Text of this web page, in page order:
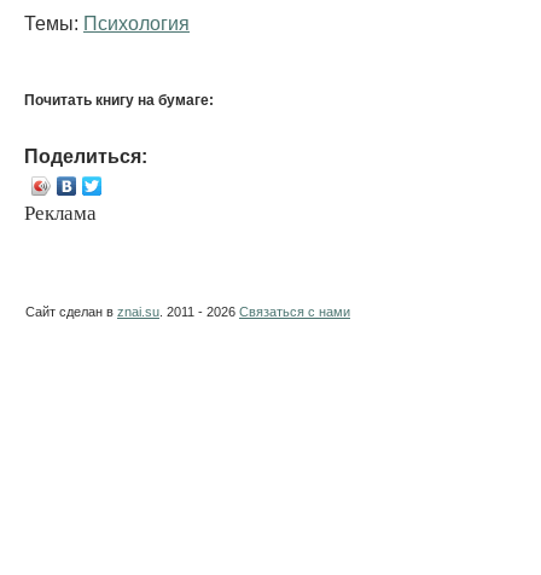
Темы: Психология
Почитать книгу на бумаге:
Поделиться:
Реклама
Сайт сделан в znai.su . 2011 - 2026 Связаться с нами